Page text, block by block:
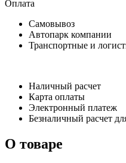
Оплата
Самовывоз
Автопарк компании
Транспортные и
Наличный расчет
Карта оплаты
Электронный платеж
Безналичный расчет
О товаре